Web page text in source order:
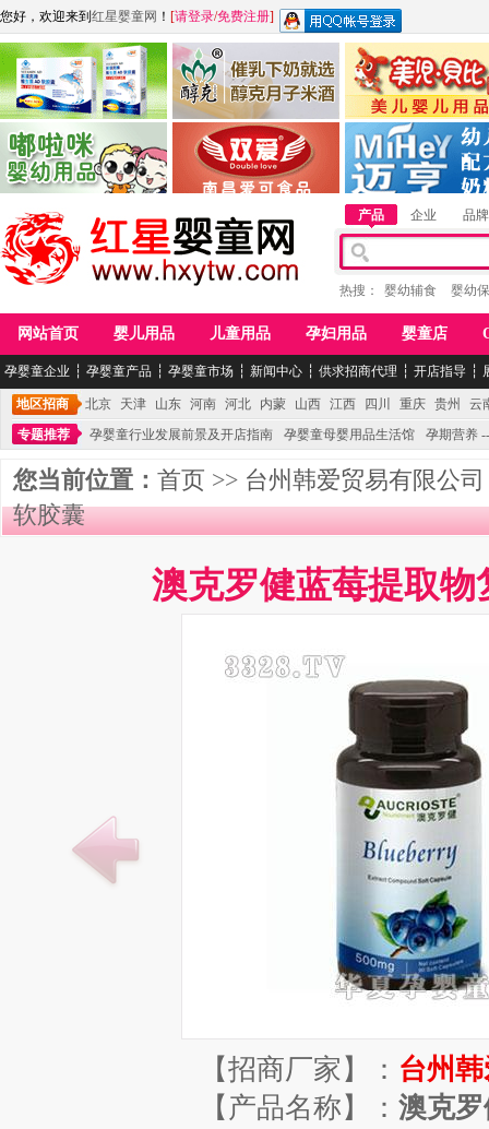
您好，欢迎来到 红星婴童网 ！ [请登录/免费注册]
江西麦嘟嘟食品有限公司
青岛嘟啦咪婴幼儿用品公司
江西醇之客月子米酒 惠州市美儿婴儿用品
湖南迈亨母婴用品有限
产品 企业 品牌
热搜： 婴幼辅食 婴幼
网站首页 婴儿用品 儿童用品 孕妇用品 婴童店
孕婴童企业 ┆ 孕婴童产品 ┆ 孕婴童市场 ┆ 新闻中心 ┆ 供求招商代理 ┆ 开店指导 ┆
地区招商 北京 天津 山东 河南 河北 内蒙 山西 江西 四川 重庆 贵州
云
专题推荐
孕婴童行业发展前景及开店指南 孕婴童母婴用品生活馆 孕期营养
您当前位置： 首页 >> 台州韩爱贸易有限公司
软胶囊
澳克罗健蓝莓提取物
【招商厂家】： 台州
【产品名称】： 澳克